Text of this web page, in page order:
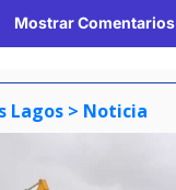
Mostrar Comentarios
Lagos > Noticia